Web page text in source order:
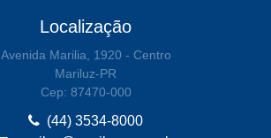
Localização
Avenida Marilia, 1920 - Centro
Mariluz-PR
Cep: 87470-000
(44) 3534-8000